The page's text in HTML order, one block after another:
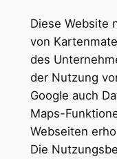
Diese Website
von
des
der Nutzung
Google auch
Maps-
Webseiten
Die